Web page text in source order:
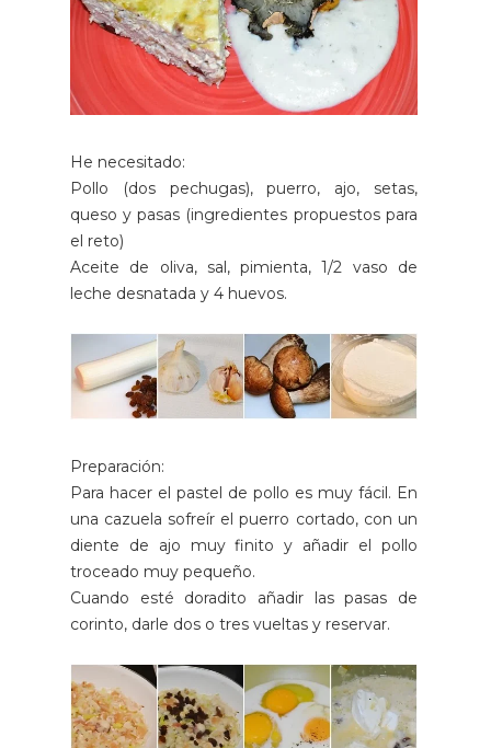
He necesitado:
Pollo (dos pechugas), puerro, ajo, setas,
queso y pasas (ingredientes propuestos para
el reto)
Aceite de oliva, sal, pimienta, 1/2 vaso de
leche desnatada y 4 huevos.
Preparación:
Para hacer el pastel de pollo es muy fácil. En
una cazuela sofreír el puerro cortado, con un
diente de ajo muy finito y añadir el pollo
troceado muy pequeño.
Cuando esté doradito añadir las pasas de
corinto, darle dos o tres vueltas y reservar.